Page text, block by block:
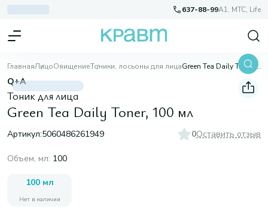
637-88-99A1, МТС, Life
ГлавнаяЛицоОчищениеТоники, лосьоны для лица Green Tea Daily Toner, 100 мл
Q+A
Тоник для лица
Green Tea Daily Toner, 100 мл
Артикул:5060486261949 0Оставить отзыв
Объем, мл: 100
100 мл
Нет в наличии